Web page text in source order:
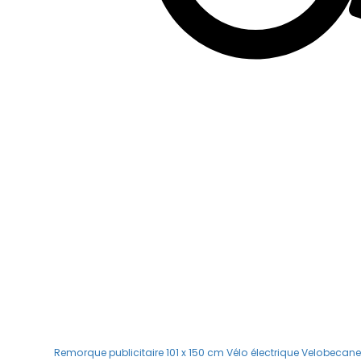
Remorque publicitaire 101 x 150 cm Vélo électrique Velobecane